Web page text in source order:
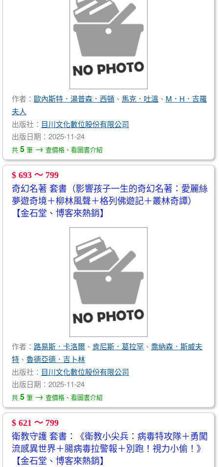
作者： 歐內斯特．湯普森．西頓 、 馬克．吐溫 、 M．H．吉羅
夫人
出版社： 目川文化數位股份有限公司
出版日期：2025-11-24
共 5 筆 → 查價格、看圖書介紹
$ 693 ～ 799
奇幻名著 套書（影響孩子一生的奇幻名著：愛麗絲
夢遊奇境＋柳林風聲＋格列佛遊記＋叢林奇譚）
【金石堂、博客來熱銷】
作者： 路易斯．卡洛爾 、 肯尼斯．葛拉罕 、 喬納森．斯威夫
特 、 魯德亞德．吉卜林
出版社： 目川文化數位股份有限公司
出版日期：2025-11-24
共 5 筆 → 查價格、看圖書介紹
$ 621 ～ 799
衛教守護 套書：《衛教小尖兵：病毒特攻隊＋勇闖
流感異世界＋腸病毒拉警報＋別跑！視力小偷！》
【金石堂、博客來熱銷】